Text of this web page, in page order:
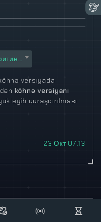
versiyada
köhnə versiyanı
quraşdırılması
23 Окт 07:13
cryptocurrency